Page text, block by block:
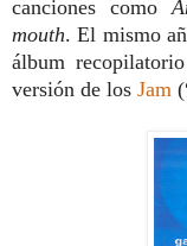
canciones como
mouth. El mismo
álbum
versión de los Jam